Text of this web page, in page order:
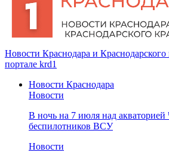
Новости Краснодара и Краснодарского
портале krd1
Новости Краснодара
Новости
В ночь на 7 июля над
беспилотников ВСУ
Новости